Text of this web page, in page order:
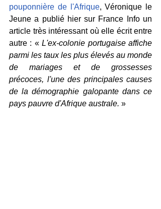
pouponnière de l'Afrique, Véronique le
Jeune a publié hier sur France Info un
article très intéressant où elle écrit entre
autre : « L'ex-colonie portugaise affiche
parmi les taux les plus élevés au monde
de mariages et de grossesses
précoces, l'une des principales causes
de la démographie galopante dans ce
pays pauvre d'Afrique australe. »